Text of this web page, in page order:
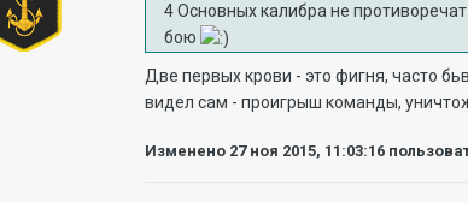
4 Основных калибра не
бою
Две первых крови - это фигня, часто
видел сам - проигрыш команды,
Изменено 27 ноя 2015, 11:03:16